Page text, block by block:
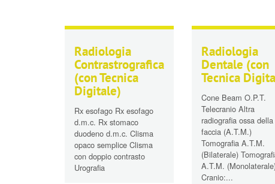
Radiologia
Contrastrografica
(con Tecnica
Digitale)
Rx esofago Rx esofago
d.m.c. Rx stomaco
duodeno d.m.c. Clisma
opaco semplice Clisma
con doppio contrasto
Urografia
Radiologia
Dentale (con
Tecnica
Cone Beam O.P.T.
Telecranio Altra
radiografia ossa della
faccia (A.T.M.)
Tomografia A.T.M.
(Bilaterale)
A.T.M.
Cranio:...